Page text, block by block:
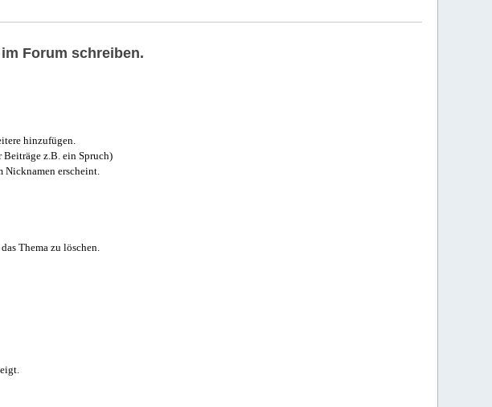
Forum schreiben.
hinzufügen.
Beiträge z.B. ein Spruch)
erscheint.
Thema zu löschen.